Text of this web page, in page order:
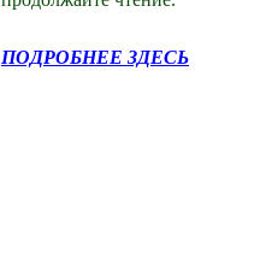
ПОДРОБНЕЕ ЗДЕСЬ